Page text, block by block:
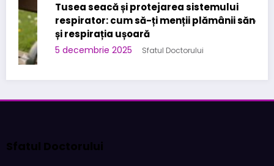
Tusea seacă și protejarea sistemului
respirator: cum să-ți menții plămânii sănătoși
și respirația ușoară
5 decembrie 2025 Sfatul Doctorului
Sfatul Doctorului